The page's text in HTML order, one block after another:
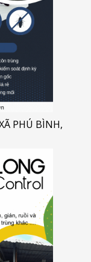
PHÚ BÌNH,